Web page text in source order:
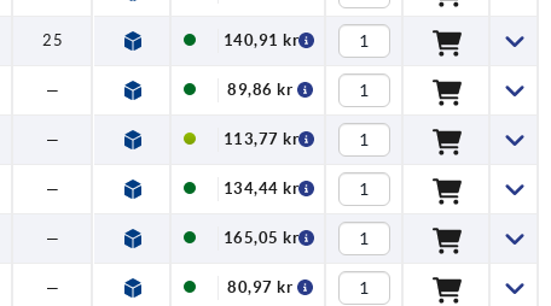
25 140,91 kr
— 89,86 kr
— 113,77 kr
— 134,44 kr
— 165,05 kr
— 80,97 kr